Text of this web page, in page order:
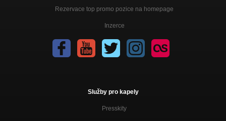
Rezervace top promo pozice na homepage
Inzerce
Služby pro kapely
Presskity